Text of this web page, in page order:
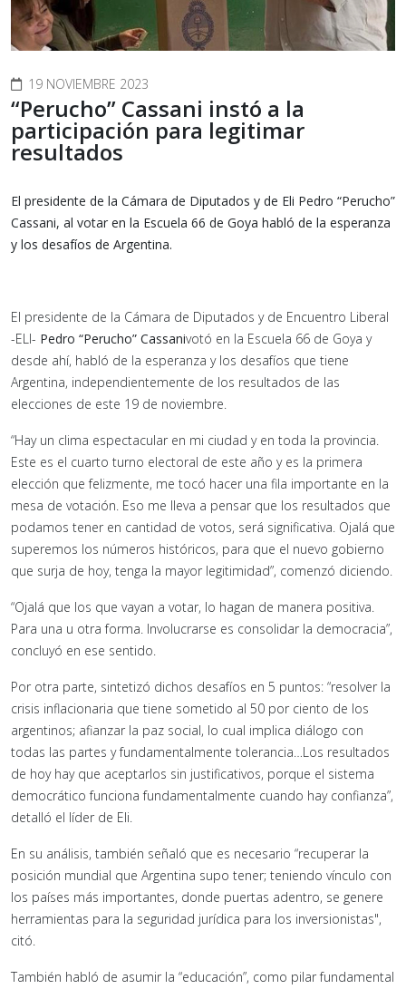
19 NOVIEMBRE 2023
“Perucho” Cassani instó a la
participación para legitimar
resultados
El presidente de la Cámara de Diputados y de Eli Pedro “Perucho”
Cassani, al votar en la Escuela 66 de Goya habló de la esperanza
y los desafíos de Argentina.
El presidente de la Cámara de Diputados y de Encuentro Liberal
-ELI- Pedro “Perucho” Cassanivotó en la Escuela 66 de Goya y
desde ahí, habló de la esperanza y los desafíos que tiene
Argentina, independientemente de los resultados de las
elecciones de este 19 de noviembre.
“Hay un clima espectacular en mi ciudad y en toda la provincia.
Este es el cuarto turno electoral de este año y es la primera
elección que felizmente, me tocó hacer una fila importante en la
mesa de votación. Eso me lleva a pensar que los resultados que
podamos tener en cantidad de votos, será significativa. Ojalá que
superemos los números históricos, para que el nuevo gobierno
que surja de hoy, tenga la mayor legitimidad”, comenzó diciendo.
“Ojalá que los que vayan a votar, lo hagan de manera positiva.
Para una u otra forma. Involucrarse es consolidar la democracia”,
concluyó en ese sentido.
Por otra parte, sintetizó dichos desafíos en 5 puntos: “resolver la
crisis inflacionaria que tiene sometido al 50 por ciento de los
argentinos; afianzar la paz social, lo cual implica diálogo con
todas las partes y fundamentalmente tolerancia…Los resultados
de hoy hay que aceptarlos sin justificativos, porque el sistema
democrático funciona fundamentalmente cuando hay confianza”,
detalló el líder de Eli.
En su análisis, también señaló que es necesario “recuperar la
posición mundial que Argentina supo tener; teniendo vínculo con
los países más importantes, donde puertas adentro, se genere
herramientas para la seguridad jurídica para los inversionistas",
citó.
También habló de asumir la “educación”, como pilar fundamental